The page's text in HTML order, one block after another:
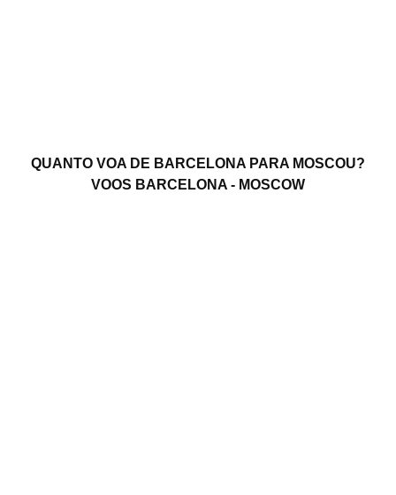
QUANTO VOA DE BARCELONA PARA MOSCOU?
VOOS BARCELONA - MOSCOW